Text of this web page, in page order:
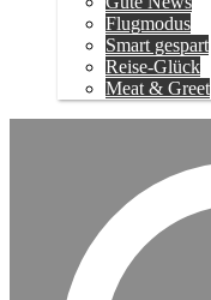
Flugmodus
Smart gespart
Reise-Glück
Meat & Greet